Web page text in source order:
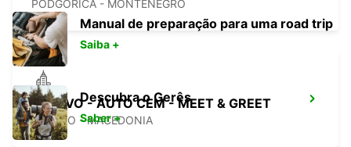
PODGORICA - MONTENEGRO
TETOVO - AUTO CEM - MEET & GREET
TETOVO - MACEDONIA
Manual de preparação para uma road trip
Saiba +
Descubra o Gerês
Saber +